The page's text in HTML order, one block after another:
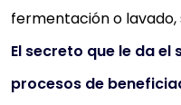
fermentación o
El secreto que le da
procesos de